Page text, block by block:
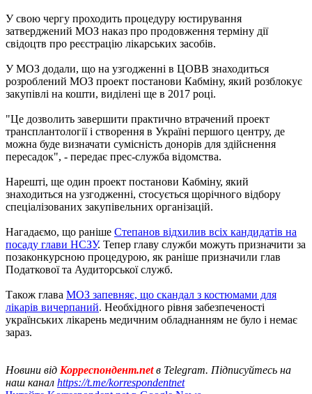
У свою чергу проходить процедуру юстирування
затверджений МОЗ наказ про продовження терміну дії
свідоцтв про реєстрацію лікарських засобів.
У МОЗ додали, що на узгодженні в ЦОВВ знаходиться
розроблений МОЗ проект постанови Кабміну, який розблокує
закупівлі на кошти, виділені ще в 2017 році.
"Це дозволить завершити практично втрачений проект
трансплантології і створення в Україні першого центру, де
можна буде визначати сумісність донорів для здійснення
пересадок", - передає прес-служба відомства.
Нарешті, ще один проект постанови Кабміну, який
знаходиться на узгодженні, стосується щорічного відбору
спеціалізованих закупівельних організацій.
Нагадаємо, що раніше Степанов відхилив всіх кандидатів на
посаду глави НСЗУ. Тепер главу служби можуть призначити за
позаконкурсною процедурою, як раніше призначили глав
Податкової та Аудиторської служб.
Також глава МОЗ запевняє, що скандал з костюмами для
лікарів вичерпаний. Необхідного рівня забезпеченості
українських лікарень медичним обладнанням не було і немає
зараз.
Новини від Корреспондент.netв Telegram. Підписуйтесь на
наш канал https://t.me/korrespondentnet